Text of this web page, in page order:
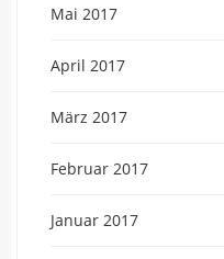
Mai 2017
April 2017
März 2017
Februar 2017
Januar 2017